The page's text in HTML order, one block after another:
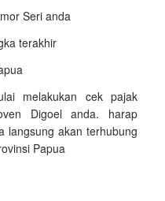
Seri anda
terakhir
melakukan cek pajak
Digoel anda. harap
langsung akan terhubung
Papua